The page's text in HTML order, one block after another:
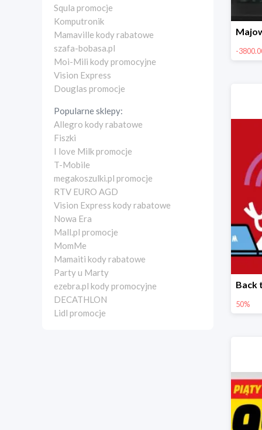
Squla promocje
Komputronik
Mamaville kody rabatowe
szafa-bobasa.pl
Moi-Mili kody promocyjne
Vision Express
Douglas promocje
Popularne sklepy:
Allegro kody rabatowe
Fiszki
I love Milk promocje
T-Mobile
megakoszulki.pl promocje
RTV EURO AGD
Vision Express kody rabatowe
Nowa Era
Mall.pl promocje
MomMe
Mamaiti kody rabatowe
Party u Marty
ezebra.pl kody promocyjne
DECATHLON
Lidl promocje
-
50%